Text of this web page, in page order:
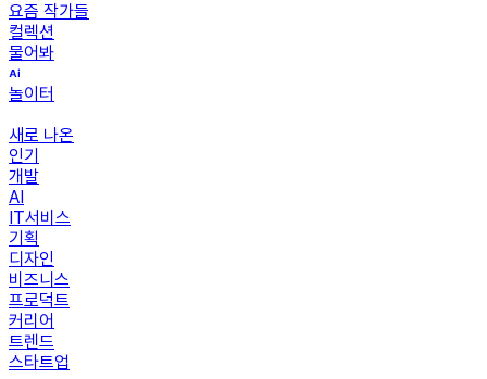
요즘 작가들
컬렉션
물어봐
놀이터
새로 나온
인기
개발
AI
IT서비스
기획
디자인
비즈니스
프로덕트
커리어
트렌드
스타트업